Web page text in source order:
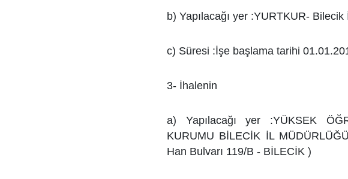
b) Yapılacağı yer :YURTKUR-
c) Süresi :İşe başlama tarihi
3- İhalenin
a) Yapılacağı yer :YÜKSEK
KURUMU BİLECİK İL MÜDÜRLÜĞÜ
Han Bulvarı 119/B - BİLECİK )